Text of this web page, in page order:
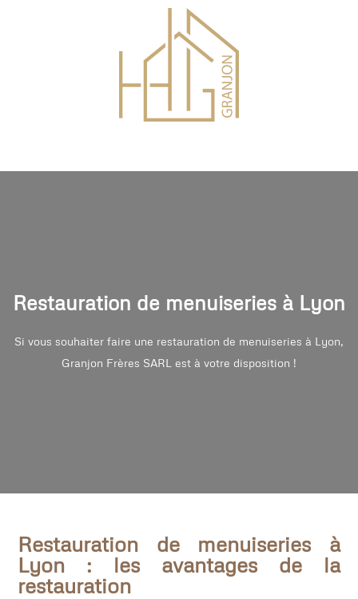
Restauration de menuiseries à Lyon
Si vous souhaiter faire une restauration de menuiseries à Lyon,
Granjon Frères SARL est à votre disposition !
Restauration de menuiseries à
Lyon : les avantages de la
restauration